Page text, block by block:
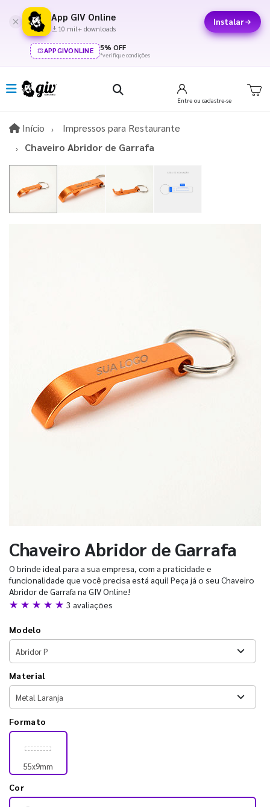
App GIV Online
10 mil+ downloads
Instalar
APPGIVONLINE 5% OFF
*verifique condições
Entre ou cadastre-se
Início InícioImpressos para Restaurante
Chaveiro Abridor de Garrafa
Chaveiro Abridor de Garrafa
O brinde ideal para a sua empresa, com a praticidade e
funcionalidade que você precisa está aqui! Peça já o seu Chaveiro
Abridor de Garrafa na GIV Online!
★ ★ ★ ★ ★ 3 avaliações
Modelo
Material
Formato
55x9mm
Cor